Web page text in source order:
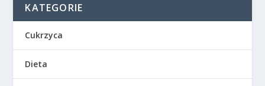
KATEGORIE
Cukrzyca
Dieta